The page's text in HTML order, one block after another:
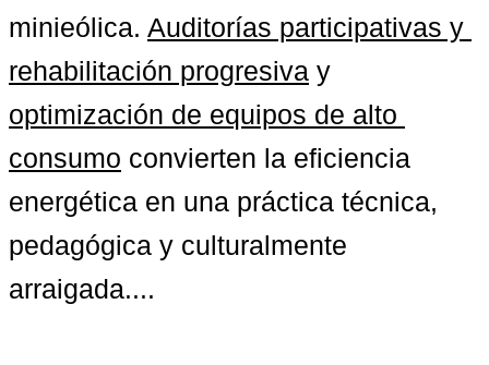
minieólica. Auditorías participativas y
rehabilitación progresiva
optimización de equipos de alto
consumo convierten la eficiencia
energética en una práctica técnica,
pedagógica y culturalmente
arraigada....